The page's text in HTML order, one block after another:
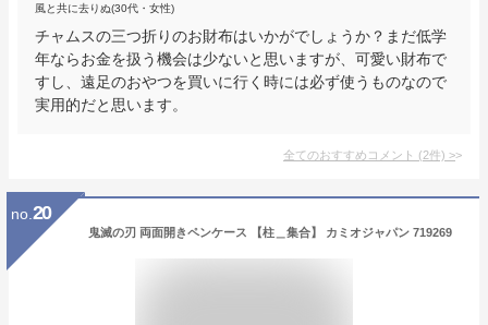
風と共に去りぬ(30代・女性)
チャムスの三つ折りのお財布はいかがでしょうか？まだ低学
年ならお金を扱う機会は少ないと思いますが、可愛い財布で
すし、遠足のおやつを買いに行く時には必ず使うものなので
実用的だと思います。
全てのおすすめコメント (2件) >
no. 20
鬼滅の刃 両面開きペンケース 【柱＿集合】 カミオジャパン 719269